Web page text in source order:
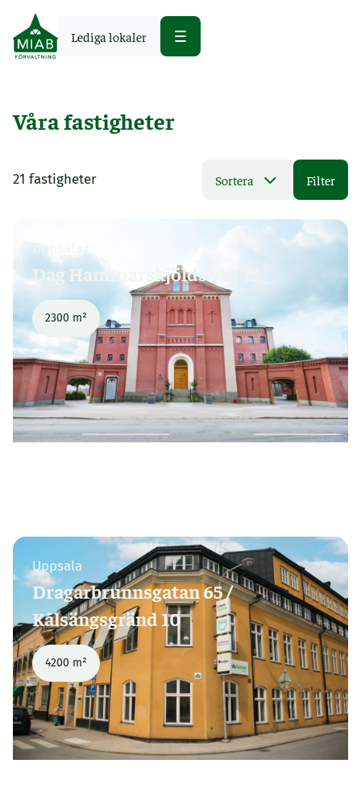
Lediga lokaler
Våra fastigheter
21 fastigheter Sortera Filter
Uppsala
Dag Hammarskjölds väg 13
2300 m²
Uppsala
Dragarbrunnsgatan 65 /
Kålsängsgränd 10
4200 m²